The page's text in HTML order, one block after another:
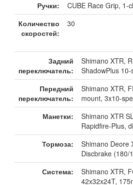
Ручки:
CUBE Race Grip, 1-
Количество
скоростей:
30
Задний
переключатель:
Shimano XTR,
ShadowPlus 10-
Передний
переключатель:
Shimano XTR,
mount, 3x10-
Манетки:
Shimano XTR
Rapidfire-Plus,
Тормоза:
Shimano Deore
Discbrake (180/
Система:
Shimano XTR,
42x32x24T,